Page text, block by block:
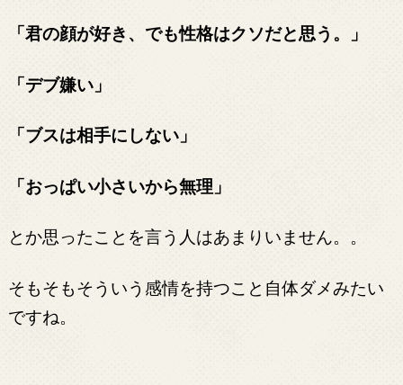
「君の顔が好き、でも性格はクソだと思う。」
「デブ嫌い」
「ブスは相手にしない」
「おっぱい小さいから無理」
とか思ったことを言う人はあまりいません。。
そもそもそういう感情を持つこと自体ダメみたい
ですね。